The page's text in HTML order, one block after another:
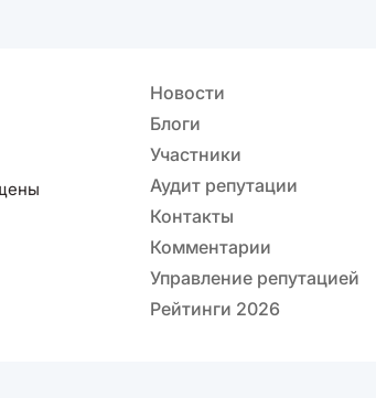
Новости
Блоги
Участники
Аудит репутации
Контакты
Комментарии
Управление репутацией
Рейтинги 2026